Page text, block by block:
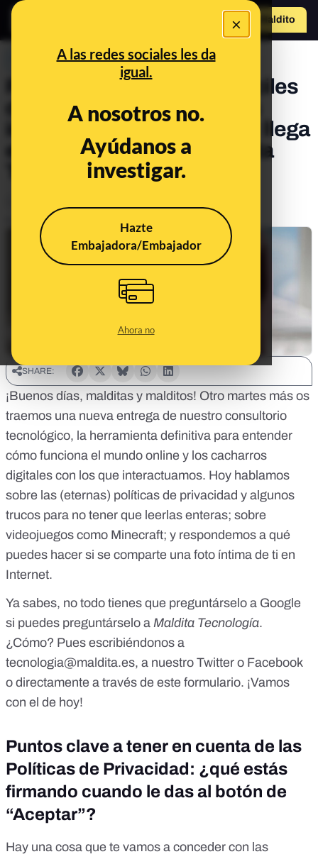
×
A las redes sociales les da
igual.
A nosotros no.
Ayúdanos a
investigar.
Hazte
Embajadora/Embajador
Ahora no
Hazte Maldito
PREBUNKING
Políticas de privacidad difíciles
de leer, denuncias de fotos
íntimas virales y Minecraft: llega
el 11º consultorio de Maldita
Tecnología
Publicado el
SHARE:
¡Buenos días, malditas y malditos! Otro martes más os
traemos una nueva entrega de nuestro consultorio
tecnológico, la herramienta definitiva para entender
cómo funciona el mundo online y los cacharros
digitales con los que interactuamos. Hoy hablamos
sobre las (eternas) políticas de privacidad y algunos
trucos para no tener que leerlas enteras; sobre
videojuegos como Minecraft; y respondemos a qué
puedes hacer si se comparte una foto íntima de ti en
Internet.
Ya sabes, no todo tienes que preguntárselo a Google
si puedes preguntárselo a Maldita Tecnología.
¿Cómo? Pues escribiéndonos a
tecnologia@maldita.es, a nuestro Twitter o Facebook
o directamente a través de este formulario. ¡Vamos
con el de hoy!
Puntos clave a tener en cuenta de las
Políticas de Privacidad: ¿qué estás
firmando cuando le das al botón de
“Aceptar”?
Hay una cosa que te vamos a conceder con las